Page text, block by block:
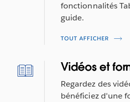
fonctionnalités
guide.
TOUT AFFICHER
Vidéos et
Regardez des
bénéficiez d'une